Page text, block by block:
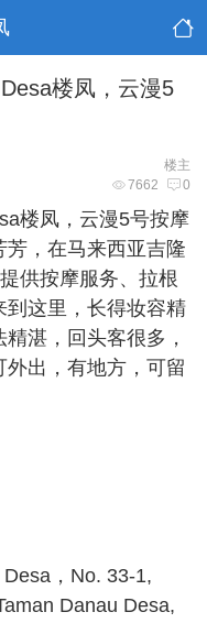
楼凤，云漫5
楼主
7662 0
楼凤，云漫5号按摩
，在马来西亚吉隆
供按摩服务、拉根
到这里，长得妆容精
湛，回头客很多，
出，有地方，可留
，No. 33-1,
Danau Desa,